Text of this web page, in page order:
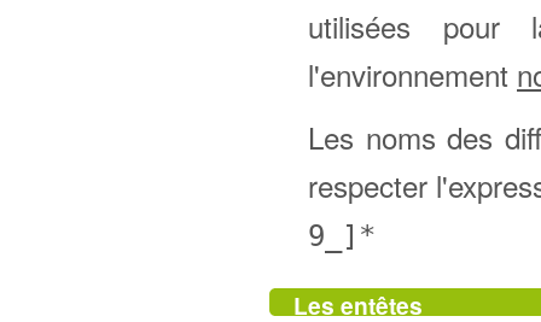
utilisées pour
l'environnement
Les noms des
respecter
9_]*
Les entêtes